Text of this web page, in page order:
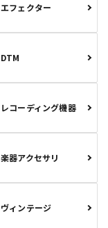
エフェクター
DTM
レコーディング機器
楽器アクセサリ
ヴィンテージ